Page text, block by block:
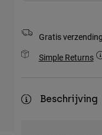
Gratis
Simple Returns
Beschrijving